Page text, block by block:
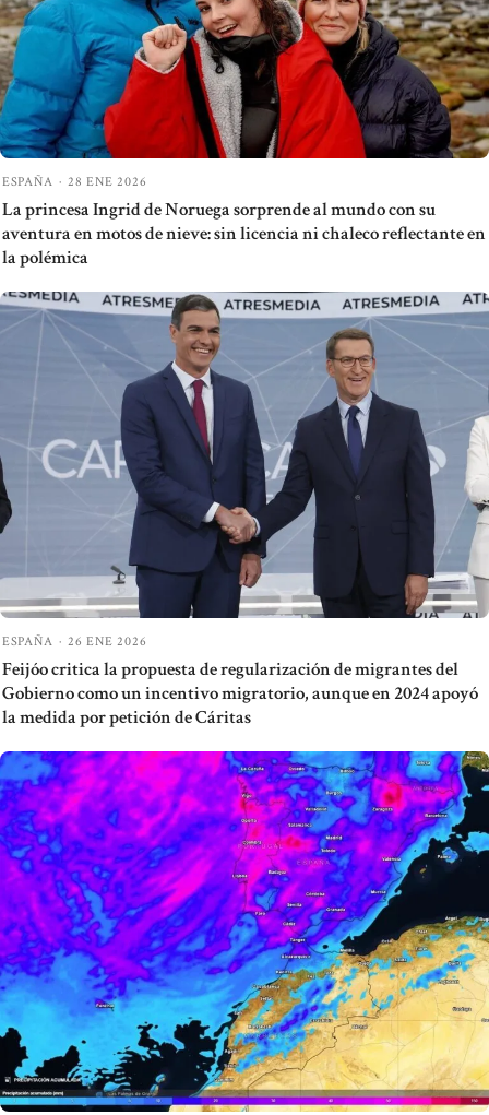
ESPAÑA · 28 ENE 2026
La princesa Ingrid de Noruega sorprende al mundo con su
aventura en motos de nieve: sin licencia ni chaleco reflectante en
la polémica
ESPAÑA · 26 ENE 2026
Feijóo critica la propuesta de regularización de migrantes del
Gobierno como un incentivo migratorio, aunque en 2024 apoyó
la medida por petición de Cáritas